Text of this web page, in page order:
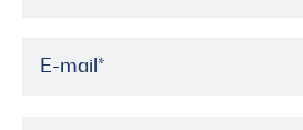
E-mail*